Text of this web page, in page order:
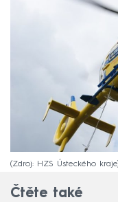
Zdroj: HZS Ústeckého kraje
Čtěte také